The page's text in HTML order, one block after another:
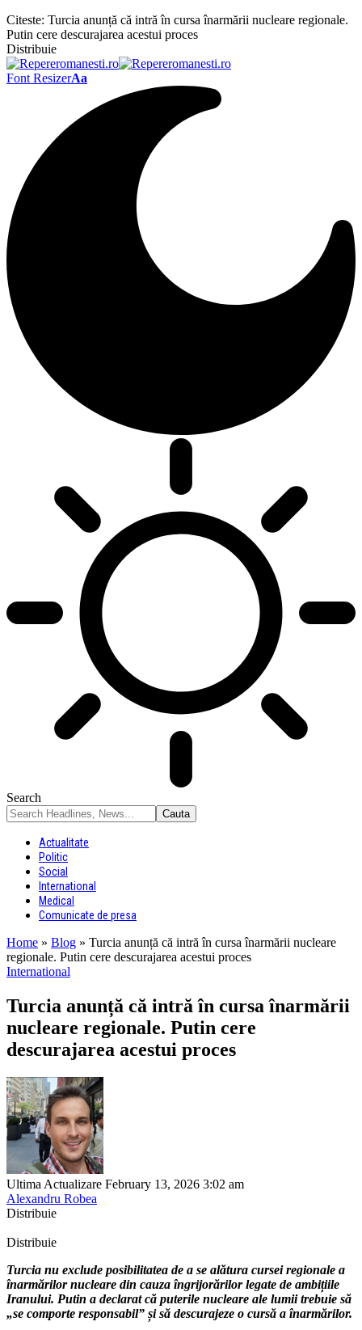
Citeste: Turcia anunță că intră în cursa înarmării nucleare regionale.
Putin cere descurajarea acestui proces
Distribuie
Font ResizerAa
Search
Actualitate
Politic
Social
International
Medical
Comunicate de presa
Home » Blog » Turcia anunță că intră în cursa înarmării nucleare
regionale. Putin cere descurajarea acestui proces
International
Turcia anunță că intră în cursa înarmării
nucleare regionale. Putin cere
descurajarea acestui proces
Ultima Actualizare February 13, 2026 3:02 am
Alexandru Robea
Distribuie
Distribuie
Turcia nu exclude posibilitatea de a se alătura cursei regionale a
înarmărilor nucleare din cauza îngrijorărilor legate de ambițiile
Iranului. Putin a declarat că puterile nucleare ale lumii trebuie să
„se comporte responsabil” și să descurajeze o cursă a înarmărilor.